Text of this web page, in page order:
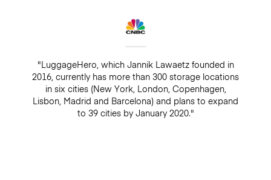
"LuggageHero, which Jannik Lawaetz founded in
2016, currently has more than 300 storage locations
in six cities (New York, London, Copenhagen,
Lisbon, Madrid and Barcelona) and plans to expand
to 39 cities by January 2020."